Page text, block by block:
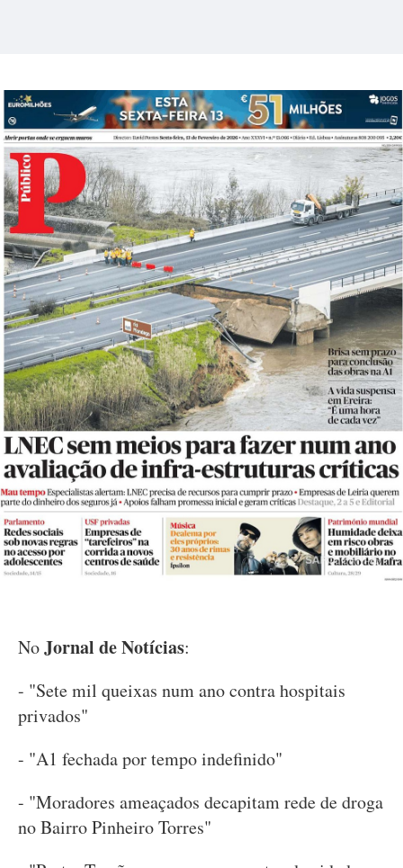
NoJornal de Notícias:
- "Sete mil queixas num ano contra hospitais
privados"
- "A1 fechada por tempo indefinido"
- "Moradores ameaçados decapitam rede de droga
no Bairro Pinheiro Torres"